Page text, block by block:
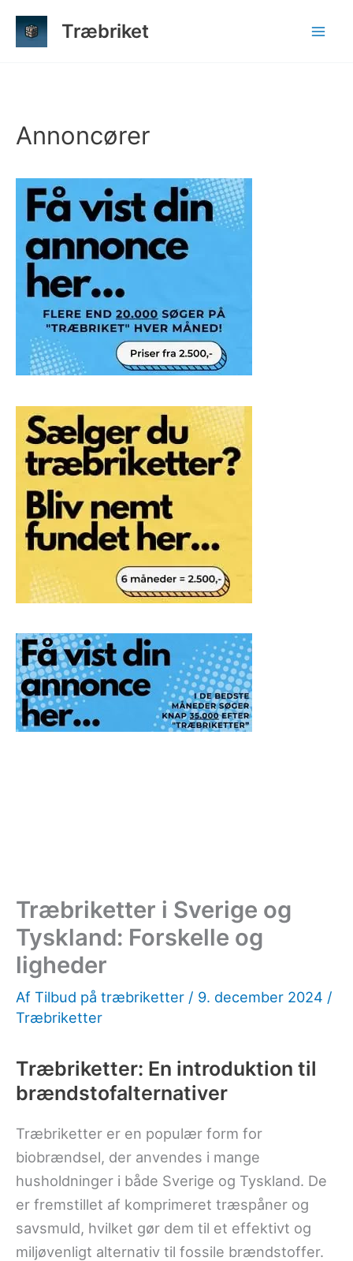
Træbriket
Annoncører
Træbriketter i Sverige og
Tyskland: Forskelle og
ligheder
Af Tilbud på træbriketter / 9. december 2024 /
Træbriketter
Træbriketter: En introduktion til
brændstofalternativer
Træbriketter er en populær form for
biobrændsel, der anvendes i mange
husholdninger i både Sverige og Tyskland. De
er fremstillet af komprimeret træspåner og
savsmuld, hvilket gør dem til et effektivt og
miljøvenligt alternativ til fossile brændstoffer.